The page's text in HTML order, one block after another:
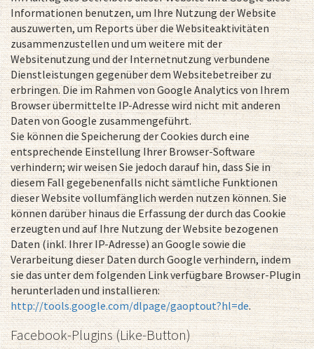
Informationen benutzen, um Ihre Nutzung der Website
auszuwerten, um Reports über die Websiteaktivitäten
zusammenzustellen und um weitere mit der
Websitenutzung und der Internetnutzung verbundene
Dienstleistungen gegenüber dem Websitebetreiber zu
erbringen. Die im Rahmen von Google Analytics von Ihrem
Browser übermittelte IP-Adresse wird nicht mit anderen
Daten von Google zusammengeführt.
Sie können die Speicherung der Cookies durch eine
entsprechende Einstellung Ihrer Browser-Software
verhindern; wir weisen Sie jedoch darauf hin, dass Sie in
diesem Fall gegebenenfalls nicht sämtliche Funktionen
dieser Website vollumfänglich werden nutzen können. Sie
können darüber hinaus die Erfassung der durch das Cookie
erzeugten und auf Ihre Nutzung der Website bezogenen
Daten (inkl. Ihrer IP-Adresse) an Google sowie die
Verarbeitung dieser Daten durch Google verhindern, indem
sie das unter dem folgenden Link verfügbare Browser-Plugin
herunterladen und installieren:
http://tools.google.com/dlpage/gaoptout?hl=de.
Facebook-Plugins (Like-Button)